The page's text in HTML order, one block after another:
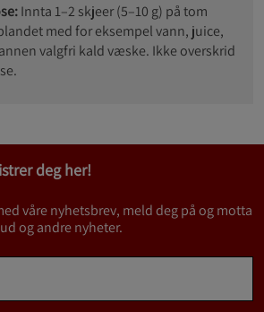
Innta 1–2 skjeer (5–10 g) på tom
med for eksempel vann, juice,
valgfri kald væske. Ikke overskrid
deg her!
våre nyhetsbrev, meld deg på og motta
og andre nyheter.